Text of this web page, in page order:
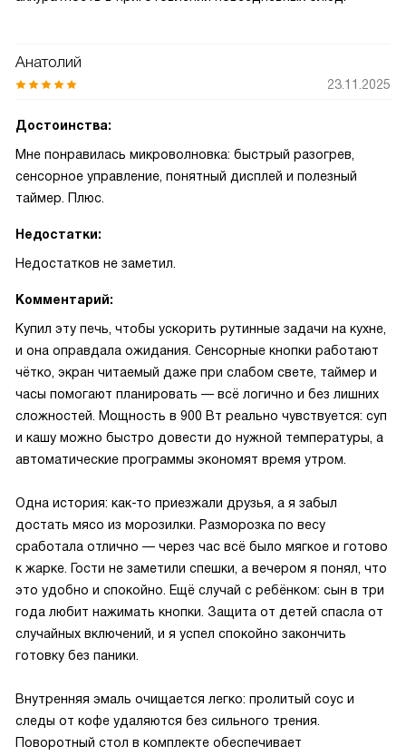
Анатолий
23.11.2025
Достоинства:
Мне понравилась микроволновка: быстрый разогрев,
сенсорное управление, понятный дисплей и полезный
таймер. Плюс.
Недостатки:
Недостатков не заметил.
Комментарий:
Купил эту печь, чтобы ускорить рутинные задачи на кухне,
и она оправдала ожидания. Сенсорные кнопки работают
чётко, экран читаемый даже при слабом свете, таймер и
часы помогают планировать — всё логично и без лишних
сложностей. Мощность в 900 Вт реально чувствуется: суп
и кашу можно быстро довести до нужной температуры, а
автоматические программы экономят время утром.
Одна история: как-то приезжали друзья, а я забыл
достать мясо из морозилки. Разморозка по весу
сработала отлично — через час всё было мягкое и готово
к жарке. Гости не заметили спешки, а вечером я понял, что
это удобно и спокойно. Ещё случай с ребёнком: сын в три
года любит нажимать кнопки. Защита от детей спасла от
случайных включений, и я успел спокойно закончить
готовку без паники.
Внутренняя эмаль очищается легко: пролитый соус и
следы от кофе удаляются без сильного трения.
Поворотный стол в комплекте обеспечивает